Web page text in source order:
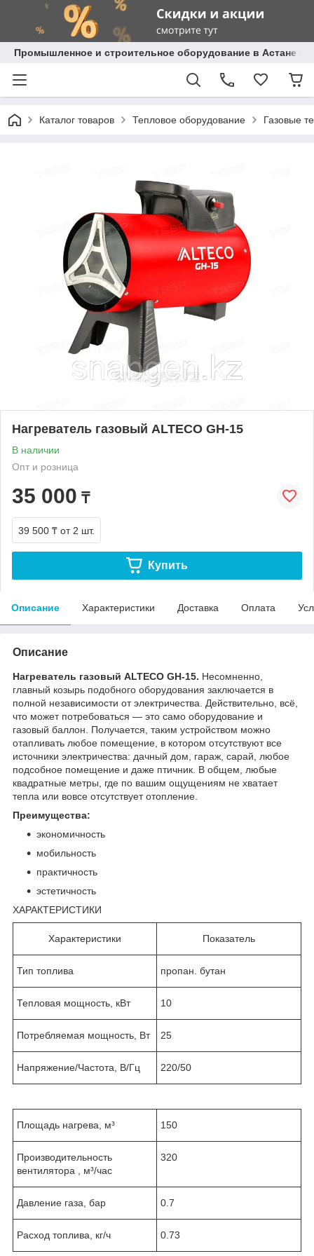
Промышленное и строительное оборудование в Астане с
Каталог товаров Тепловое оборудование Газовые
Нагреватель газовый ALTECO GH-15
В наличии
Опт и розница
35 000 ₸
39 500 ₸ от 2 шт.
Купить
Описание Характеристики Доставка Оплата
Описание
Нагреватель газовый ALTECO GH-15. Несомненно,
главный козырь подобного оборудования заключается в
полной независимости от электричества. Действительно, всё,
что может потребоваться — это само оборудование и
газовый баллон. Получается, таким устройством можно
отапливать любое помещение, в котором отсутствуют все
источники электричества: дачный дом, гараж, сарай, любое
подсобное помещение и даже птичник. В общем, любые
квадратные метры, где по вашим ощущениям не хватает
тепла или вовсе отсутствует отопление.
Преимущества:
экономичность
мобильность
практичность
эстетичность
ХАРАКТЕРИСТИКИ
Характеристики Показатель
Тип топлива пропан. бутан
Тепловая мощность, кВт 10
Потребляемая мощность, Вт 25
Напряжение/Частота, B/Гц 220/50
Площадь нагрева, м³ 150
Производительность
вентилятора , м³/час
320
Давление газа, бар 0.7
Расход топлива, кг/ч 0.73